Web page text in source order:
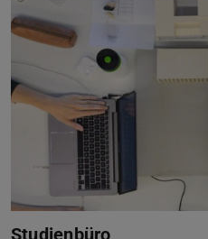
Studienbüro